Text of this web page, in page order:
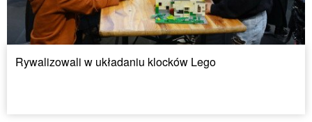
Rywalizowali w układaniu klocków Lego